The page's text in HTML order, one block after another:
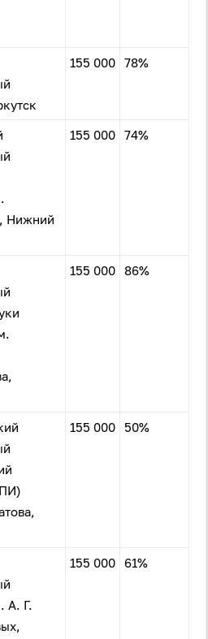
для целей, определённых в
Пользовательское
Войти
Вконтакте
через Яндекс
155 000 78%
Нижний
155 000 74%
155 000 86%
155 000 50%
А. Г.
155 000 61%